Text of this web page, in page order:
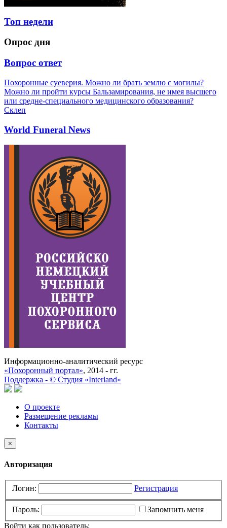
Топ недели
Опрос дня
Вопрос ответ
Похоронные суеверия. Можно ли брать землю с могилы?
Можно ли пройти курсы Бальзамирования, не имея высшего
или средне-специального медицинского образования?
Склеп
World Funeral News
Информационно-аналитический ресурс
«Похоронный портал», 2014 - гг.
Поддержка - © Cтудия «Interland»
О проекте
Размещение рекламы
Контакты
×
Авторизация
Логин: Регистрация
Пароль:
Запомнить меня
Войти как пользователь: